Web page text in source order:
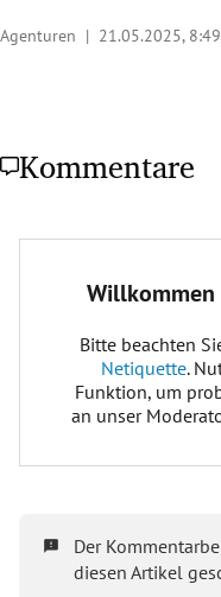
Agenturen | 21.05.2025, 8:49
Kommentare